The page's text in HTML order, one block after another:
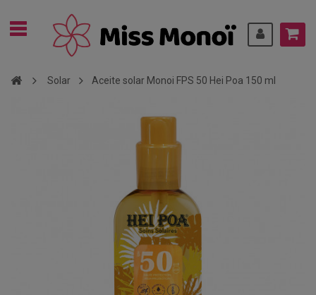
Solar Aceite solar Monoi FPS 50 Hei Poa 150 ml